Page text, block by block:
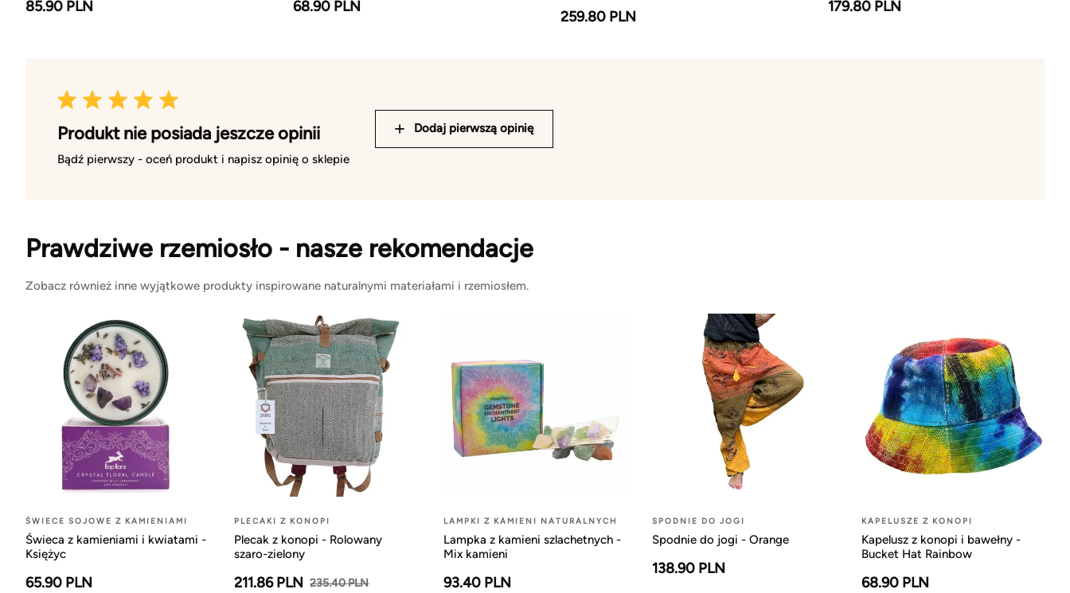
85.90 PLN 68.90 PLN
259.80 PLN
179.80 PLN
Produkt nie posiada jeszcze opinii
Bądź pierwszy - oceń produkt i napisz opinię o sklepie
Dodaj pierwszą opinię
Prawdziwe rzemiosło - nasze rekomendacje
Zobacz również inne wyjątkowe produkty inspirowane naturalnymi materiałami i rzemiosłem.
ŚWIECE SOJOWE Z KAMIENIAMI
Świeca z kamieniami i kwiatami -
Księżyc
65.90 PLN
PLECAKI Z KONOPI
Plecak z konopi - Rolowany
szaro-zielony
211.86 PLN 235.40 PLN
LAMPKI Z KAMIENI NATURALNYCH
Lampka z kamieni szlachetnych -
Mix kamieni
93.40 PLN
SPODNIE DO JOGI
Spodnie do jogi - Orange
138.90 PLN
KAPELUSZE Z KONOPI
Kapelusz z konopi i bawełny -
Bucket Hat Rainbow
68.90 PLN